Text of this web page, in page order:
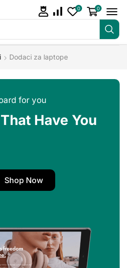
0 0
Dodaci za laptope
for you
Have You
Shop Now